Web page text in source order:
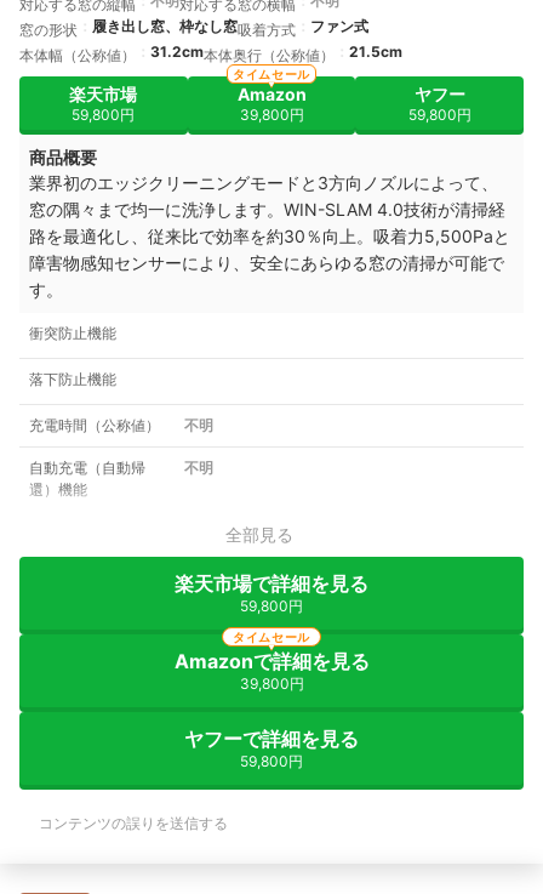
対応する窓の縦幅 対応する窓の横幅
窓の形状
履き出し窓、枠なし窓吸着方式
ファン式
本体幅（公称値）
31.2cm本体奥行（公称値） 21.5cm
楽天市場
59,800円
Amazon
39,800円
タイムセール
ヤフー
59,800円
商品概要
業界初のエッジクリーニングモードと3方向ノズルによって、
窓の隅々まで均一に洗浄します。WIN-SLAM 4.0技術が清掃経
路を最適化し、従来比で効率を約30％向上。吸着力5,500Paと
障害物感知センサーにより、安全にあらゆる窓の清掃が可能で
す。
衝突防止機能
落下防止機能
充電時間（公称値） 不明
自動充電（自動帰
還）機能
不明
全部見る
楽天市場で詳細を見る
59,800円
Amazonで詳細を見る
39,800円
タイムセール
ヤフーで詳細を見る
59,800円
コンテンツの誤りを送信する